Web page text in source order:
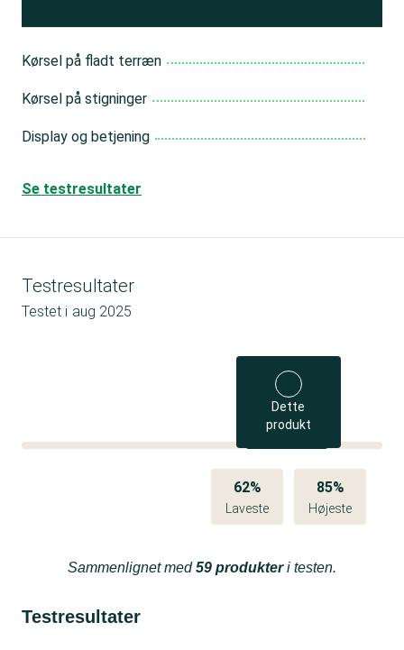
Kørsel på fladt terræn
Kørsel på stigninger
Display og betjening
Se testresultater
Testresultater
Testet i aug 2025
Dette
produkt
62%
Laveste
85%
Højeste
Sammenlignet med59 produkteri testen.
Testresultater